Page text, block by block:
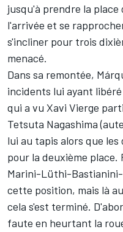
jusqu'à prendre la
l'arrivée et se
s'incliner pour trois
menacé.
Dans sa remontée,
incidents lui ayant
qui a vu Xavi Vierge
Tetsuta Nagashima
lui au tapis alors que
pour la deuxième
Marini-Lüthi-
cette position, mais là
cela s'est terminé.
faute en heurtant la